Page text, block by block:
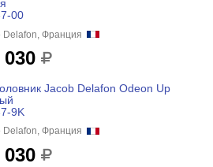
00
Delafon, Франция
030
Jacob Delafon Odeon Up
9K
Delafon, Франция
030